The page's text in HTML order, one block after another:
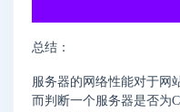
总结：
服务器的网络性能对于网
而判断一个服务器是否为